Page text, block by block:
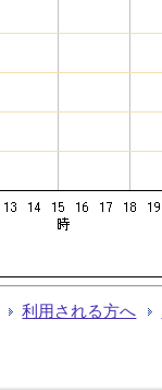
利用される方へ